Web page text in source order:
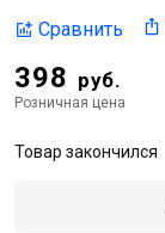
Сравнить
398 руб.
Розничная цена
Товар закончился